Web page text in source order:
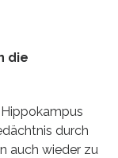
die
durch
auch wieder zu